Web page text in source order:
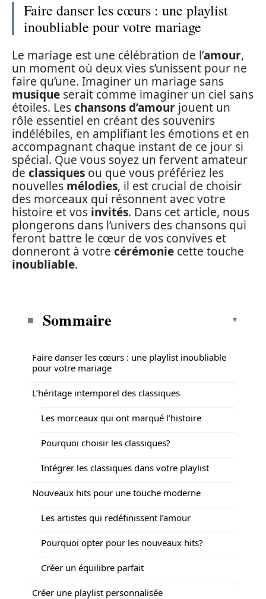
Faire danser les cœurs : une playlist
inoubliable pour votre mariage
Le mariage est une célébration de l’amour,
un moment où deux vies s’unissent pour ne
faire qu’une. Imaginer un mariage sans
musique serait comme imaginer un ciel sans
étoiles. Leschansons d’amour jouent un
rôle essentiel en créant des souvenirs
indélébiles, en amplifiant les émotions et en
accompagnant chaque instant de ce jour si
spécial. Que vous soyez un fervent amateur
de classiques ou que vous préfériez les
nouvelles mélodies, il est crucial de choisir
des morceaux qui résonnent avec votre
histoire et vos invités. Dans cet article, nous
plongerons dans l’univers des chansons qui
feront battre le cœur de vos convives et
donneront à votre cérémonie cette touche
inoubliable.
Sommaire
Faire danser les cœurs : une playlist inoubliable
pour votre mariage
L’héritage intemporel des classiques
Les morceaux qui ont marqué l’histoire
Pourquoi choisir les classiques?
Intégrer les classiques dans votre playlist
Nouveaux hits pour une touche moderne
Les artistes qui redéfinissent l’amour
Pourquoi opter pour les nouveaux hits?
Créer un équilibre parfait
Créer une playlist personnalisée